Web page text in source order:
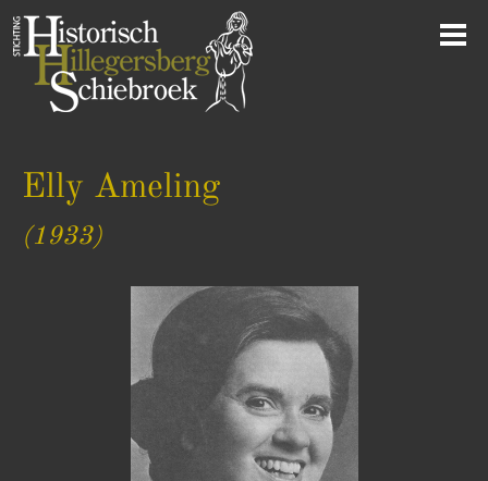
Elly Ameling
(1933)